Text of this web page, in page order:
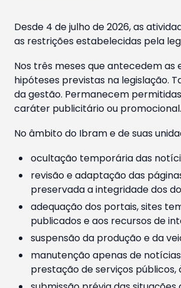
Desde 4 de julho de 2026, as
as restrições estabelecidas pela
Nos três meses que antecedem as
hipóteses previstas na legislação.
da gestão. Permanecem
caráter publicitário ou promocional.
No âmbito do Ibram e de suas
ocultação temporária das
revisão e adaptação das
preservada a integridade dos
adequação dos portais, sites
publicados e aos recursos de
suspensão da produção e da
manutenção apenas de
prestação de serviços